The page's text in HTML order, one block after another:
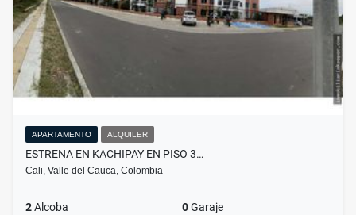
APARTAMENTO ALQUILER
ESTRENA EN KACHIPAY EN PISO 3…
Cali, Valle del Cauca, Colombia
2Alcoba 0Garaje